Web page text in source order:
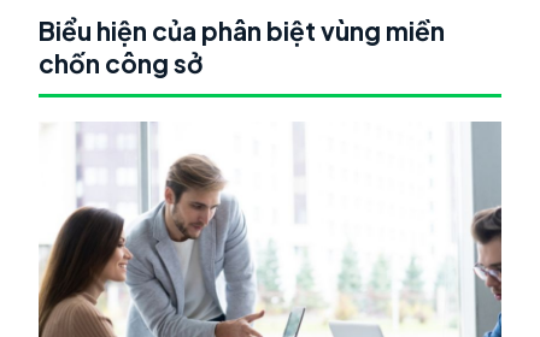
Biểu hiện của phân biệt vùng miền
chốn công sở